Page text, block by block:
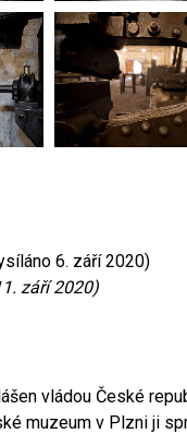
6. září 2020)
září 2020)
vládou České
muzeum v Plzni ji